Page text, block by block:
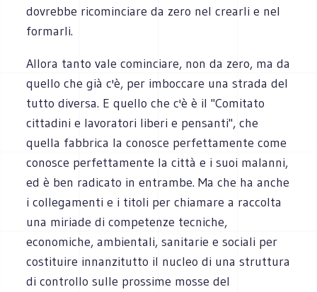
dovrebbe ricominciare da zero nel crearli e nel
formarli.
Allora tanto vale cominciare, non da zero, ma da
quello che già c'è, per imboccare una strada del
tutto diversa. E quello che c'è è il "Comitato
cittadini e lavoratori liberi e pensanti", che
quella fabbrica la conosce perfettamente come
conosce perfettamente la città e i suoi malanni,
ed è ben radicato in entrambe. Ma che ha anche
i collegamenti e i titoli per chiamare a raccolta
una miriade di competenze tecniche,
economiche, ambientali, sanitarie e sociali per
costituire innanzitutto il nucleo di una struttura
di controllo sulle prossime mosse del